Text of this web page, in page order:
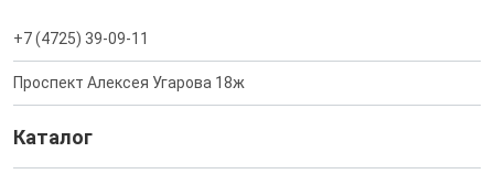
+7 (4725) 39-09-11
Проспект Алексея Угарова 18ж
Каталог